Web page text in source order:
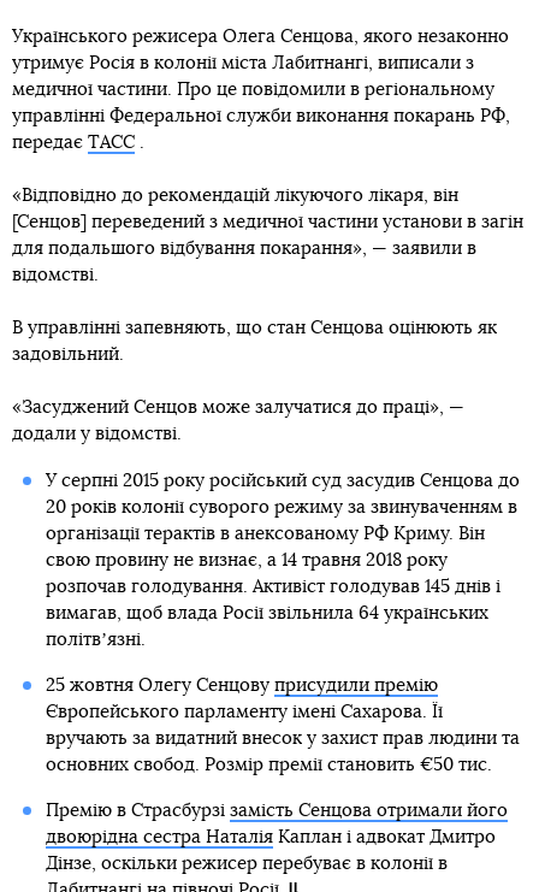
Українського режисера Олега Сенцова, якого незаконно
утримує Росія в колонії міста Лабитнангі, виписали з
медичної частини. Про це повідомили в регіональному
управлінні Федеральної служби виконання покарань РФ,
передає ТАСС .
«Відповідно до рекомендацій лікуючого лікаря, він
[Сенцов] переведений з медичної частини установи в загін
для подальшого відбування покарання», — заявили в
відомстві.
В управлінні запевняють, що стан Сенцова оцінюють як
задовільний.
«Засуджений Сенцов може залучатися до праці», —
додали у відомстві.
У серпні 2015 року російський суд засудив Сенцова до
20 років колонії суворого режиму за звинуваченням в
організації терактів в анексованому РФ Криму. Він
свою провину не визнає, а 14 травня 2018 року
розпочав голодування. Активіст голодував 145 днів і
вимагав, щоб влада Росії звільнила 64 українських
політвʼязні.
25 жовтня Олегу Сенцову присудили премію
Європейського парламенту імені Сахарова. Її
вручають за видатний внесок у захист прав людини та
основних свобод. Розмір премії становить €50 тис.
Премію в Страсбурзі замість Сенцова отримали його
двоюрідна сестра НаталіяКаплан і адвокат Дмитро
Дінзе, оскільки режисер перебуває в колонії в